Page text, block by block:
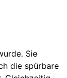
Sie
die spürbare